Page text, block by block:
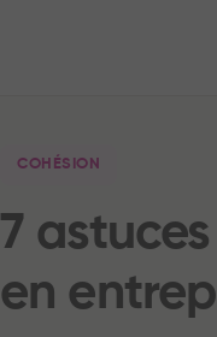
COHÉSION
7
en